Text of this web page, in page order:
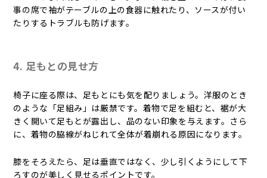
事の席で袖がテーブルの上の食器に触れたり、ソースが付い
たりするトラブルも防げます。
4. 足もとの見せ方
椅子に座る際は、足もとにも気を配りましょう。洋服のとき
のような「足組み」は厳禁です。着物で足を組むと、裾が大
きく開いて足もとが露出し、品のない印象を与えます。さら
に、着物の脇線がねじれて全体が着崩れる原因になります。
膝をそろえたら、足は垂直ではなく、少し引くようにして下
ろすのが美しく見せるポイントです。